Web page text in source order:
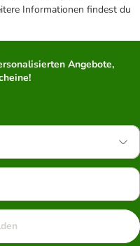
Informationen findest du
Angebote,